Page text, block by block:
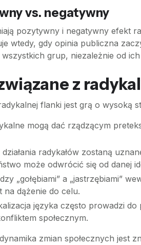
vs. negatywny
pozytywny i negatywny efekt
wtedy, gdy opinia publiczna
grup, niezależnie od
z
flanki jest grą o wysoką
mogą dać rządzącym
działania radykałów zostaną
może odwrócić się od danej
„gołębiami” a „jastrzębiami”
na dążenie do celu.
języka często prowadzi
społecznym.
zmian społecznych jest